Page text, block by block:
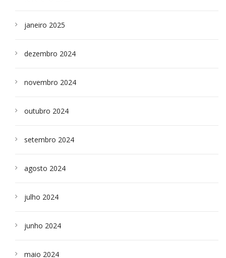
janeiro 2025
dezembro 2024
novembro 2024
outubro 2024
setembro 2024
agosto 2024
julho 2024
junho 2024
maio 2024